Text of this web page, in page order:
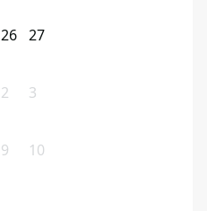
26 27
2 3
9 10